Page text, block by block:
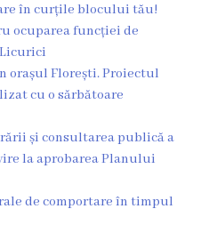
în curțile blocului tău!
ocuparea funcției de
orașul Florești. Proiectul
cu o sărbătoare
și consultarea publică a
la aprobarea Planului
de comportare în timpul